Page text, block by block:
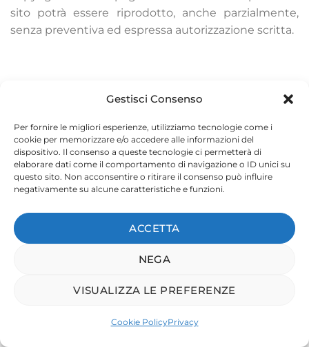
Gestisci Consenso
Per fornire le migliori esperienze, utilizziamo tecnologie come i
cookie per memorizzare e/o accedere alle informazioni del
dispositivo. Il consenso a queste tecnologie ci permetterà di
elaborare dati come il comportamento di navigazione o ID unici su
questo sito. Non acconsentire o ritirare il consenso può influire
negativamente su alcune caratteristiche e funzioni.
ACCETTA
NEGA
VISUALIZZA LE PREFERENZE
Cookie PolicyPrivacy
sito potrà essere riprodotto, anche parzialmente,
senza preventiva ed espressa autorizzazione scritta.
Prodotti
KardiaMobile 6L
Quiver
Chi siamo
Serve aiuto?
Partner